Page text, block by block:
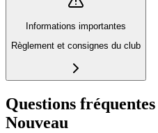
Informations importantes
Règlement et consignes du club
Questions
Nouveau